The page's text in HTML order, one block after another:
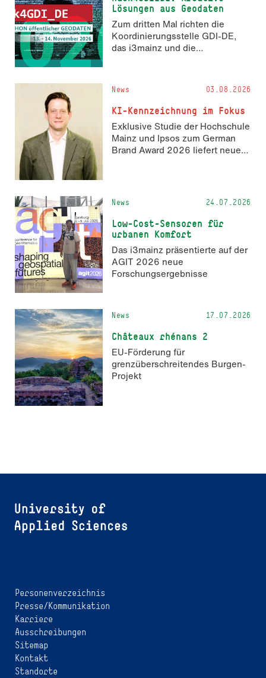
Lösungen aus Geodaten
Zum dritten Mal richten die
Koordinierungsstelle GDI-DE,
das i3mainz und die
und 14. November 2026 den
Hackathon hack4GDI_DE an der
Hochschule Mainz aus. Die
Anmeldung ist geöffnet und bis
zum 2. Oktober 2026 möglich.
News 03.08.2026
KI-Kennzeichnung im Fokus
Exklusive Studie der Hochschule
Mainz und Ipsos zum German
Brand Award 2026 liefert neue
News 24.07.2026
Low-Cost-Sensoren für
urbanen Komfort
Das i3mainz präsentierte auf der
AGIT 2026 neue
Forschungsergebnisse
News 17.07.2026
Châteaux rhénans 2
EU-Förderung für
grenzüberschreitendes Burgen-
Projekt
Personenverzeichnis
Presse/Kommunikation
Karriere
Ausschreibungen
Sitemap
Kontakt
Standorte